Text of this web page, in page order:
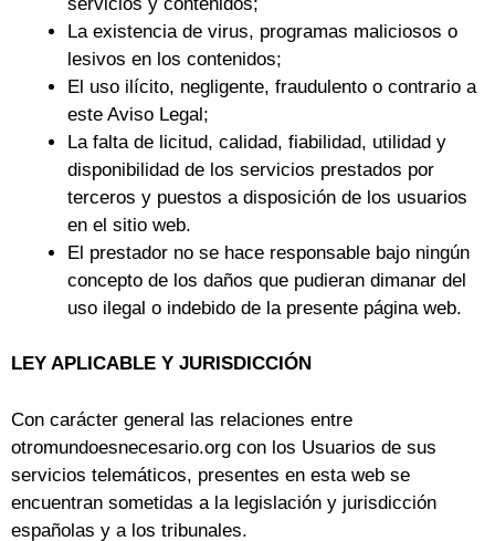
La existencia de virus, programas maliciosos o
lesivos en los contenidos;
El uso ilícito, negligente, fraudulento o contrario a
este Aviso Legal;
La falta de licitud, calidad, fiabilidad, utilidad y
disponibilidad de los servicios prestados por
terceros y puestos a disposición de los usuarios
en el sitio web.
El prestador no se hace responsable bajo ningún
concepto de los daños que pudieran dimanar del
uso ilegal o indebido de la presente página web.
LEY APLICABLE Y JURISDICCIÓN
Con carácter general las relaciones entre
otromundoesnecesario.org con los Usuarios de sus
servicios telemáticos, presentes en esta web se
encuentran sometidas a la legislación y jurisdicción
españolas y a los tribunales.